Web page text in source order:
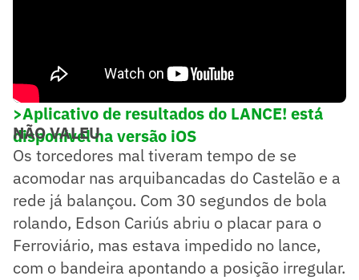
>Aplicativo de resultados do LANCE! está
disponível na versão iOS
NÃO VALEU
Os torcedores mal tiveram tempo de se
acomodar nas arquibancadas do Castelão e a
rede já balançou. Com 30 segundos de bola
rolando, Edson Cariús abriu o placar para o
Ferroviário, mas estava impedido no lance,
com o bandeira apontando a posição irregular.